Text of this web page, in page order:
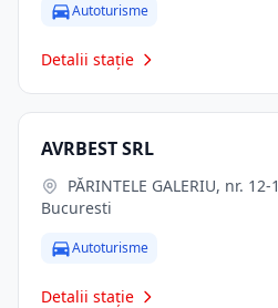
Autoturisme
Detalii stație
AVRBEST SRL
Bucuresti
Autoturisme
Detalii stație